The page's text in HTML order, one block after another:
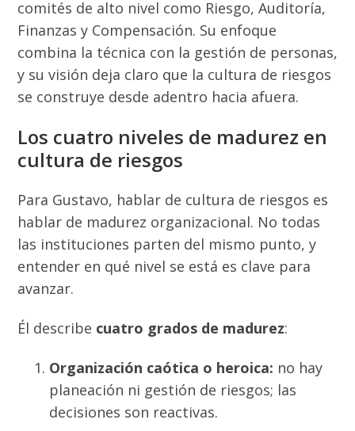
comités de alto nivel como Riesgo, Auditoría,
Finanzas y Compensación. Su enfoque
combina la técnica con la gestión de personas,
y su visión deja claro que la cultura de riesgos
se construye desde adentro hacia afuera.
Los cuatro niveles de madurez en
cultura de riesgos
Para Gustavo, hablar de cultura de riesgos es
hablar de madurez organizacional. No todas
las instituciones parten del mismo punto, y
entender en qué nivel se está es clave para
avanzar.
Él describe cuatro grados de madurez:
Organización caótica o heroica: no hay
planeación ni gestión de riesgos; las
decisiones son reactivas.